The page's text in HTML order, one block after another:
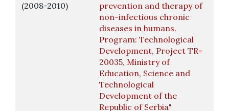
(2008-2010)
prevention and therapy of
non-infectious chronic
diseases in humans.
Program: Technological
Development, Project TR-
20035, Ministry of
Education, Science and
Technological
Development of the
Republic of Serbia"